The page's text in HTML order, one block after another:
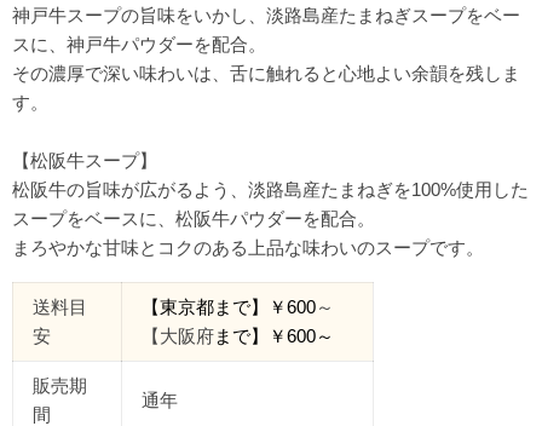
神戸牛スープの旨味をいかし、淡路島産たまねぎスープをベー
スに、神戸牛パウダーを配合。
その濃厚で深い味わいは、舌に触れると心地よい余韻を残しま
す。
【松阪牛スープ】
松阪牛の旨味が広がるよう、淡路島産たまねぎを100%使用した
スープをベースに、松阪牛パウダーを配合。
まろやかな甘味とコクのある上品な味わいのスープです。
送料目
安
【東京都まで】￥600～
【大阪府まで】￥600～
販売期
間
通年